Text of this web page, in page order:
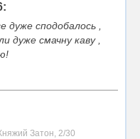
дуже сподобалось ,
дуже смачну каву ,
Затон, 2/30